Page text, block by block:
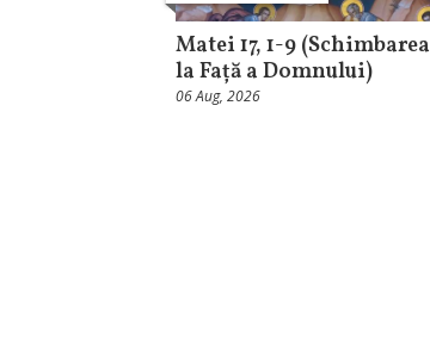
Matei 17, 1-9 (Schimbarea
la Față a Domnului)
06 Aug, 2026